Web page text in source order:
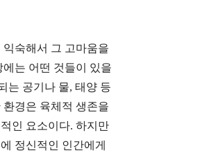
익숙해서 그 고마움을
에는 어떤 것들이 있을
는 공기나 물, 태양 등
환경은 육체적 생존을
인 요소이다. 하지만
정신적인 인간에게